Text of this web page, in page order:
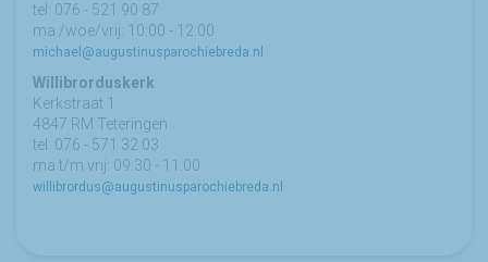
tel: 076 - 521 90 87
ma /woe/vrij: 10:00 - 12:00
michael@augustinusparochiebreda.nl
Willibrorduskerk
Kerkstraat 1
4847 RM Teteringen
tel: 076 - 571 32 03
ma t/m vrij: 09:30 - 11:00
willibrordus@augustinusparochiebreda.nl